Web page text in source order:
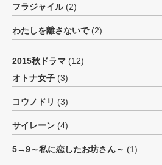
フラジャイル(2)
わたしを離さないで(2)
2015秋ドラマ (12)
オトナ女子 (3)
コウノドリ (3)
サイレーン (4)
5→9～私に恋したお坊さん～ (1)